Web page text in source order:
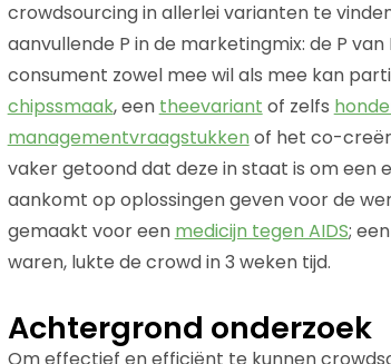
crowdsourcing in allerlei varianten te
aanvullende P in de marketingmix: de P
consument zowel mee wil als mee kan
chipssmaak, een theevariant of zelfs
managementvraagstukken of het co-
vaker getoond dat deze in staat is om
aankomt op oplossingen geven voor de
gemaakt voor een medicijn tegen AIDS;
waren, lukte de crowd in 3 weken tijd.
Achtergrond onderzoek
Om effectief en efficiënt te kunnen